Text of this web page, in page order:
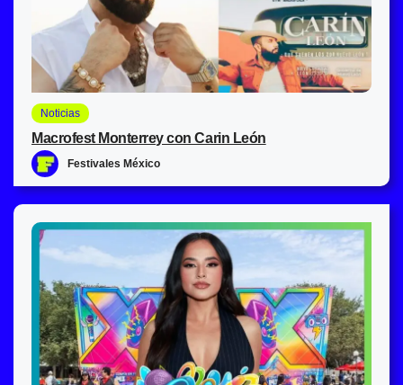
Noticias
Macrofest Monterrey con Carin León
Festivales México